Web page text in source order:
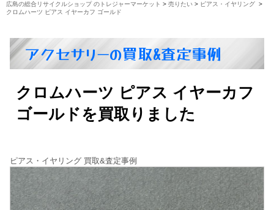
広島の総合リサイクルショップ のトレジャーマーケット > 売りたい > ピアス・イヤリング >
クロムハーツ ピアス イヤーカフ ゴールド
アクセサリーの買取&査定事例
クロムハーツ ピアス イヤーカフ
ゴールドを買取りました
ピアス・イヤリング 買取&査定事例